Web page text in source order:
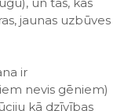
jaunas uzbūves
ir
nevis gēniem)
kā dzīvības